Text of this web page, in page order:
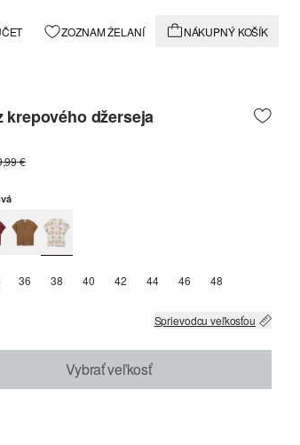
ZOZNAM ŽELANÍ NÁKUPNÝ KOŠÍK
krepového džerseja
€
IBA 3
36 38 40 42 44 46 48
Sprievodcu veľkosťou
Vybrať veľkosť